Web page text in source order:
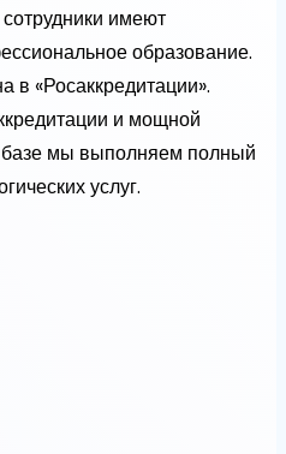
имеют
образование.
в «Росаккредитации».
и мощной
мы выполняем полный
услуг.